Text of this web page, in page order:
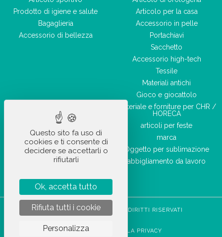
Prodotto di igiene e salute
Bagaglieria
Accessorio di bellezza
Articolo per la casa
Accessorio in pelle
Portachiavi
Sacchetto
Accessorio high-tech
Tessile
Materiali antichi
Gioco e giocattolo
Materiale e forniture per CHR /
HORECA
articoli per feste
marca
Oggetto per sublimazione
abbigliamento da lavoro
STOCKETIK © 2023 - TUTTI I DIRITTI RISERVATI
INFORMATIVA SULLA PRIVACY
Questo sito fa uso di
cookies e ti consente di
decidere se accettarli o
rifiutarli
Ok, accetta tutto
Rifiuta tutti i cookie
Personalizza